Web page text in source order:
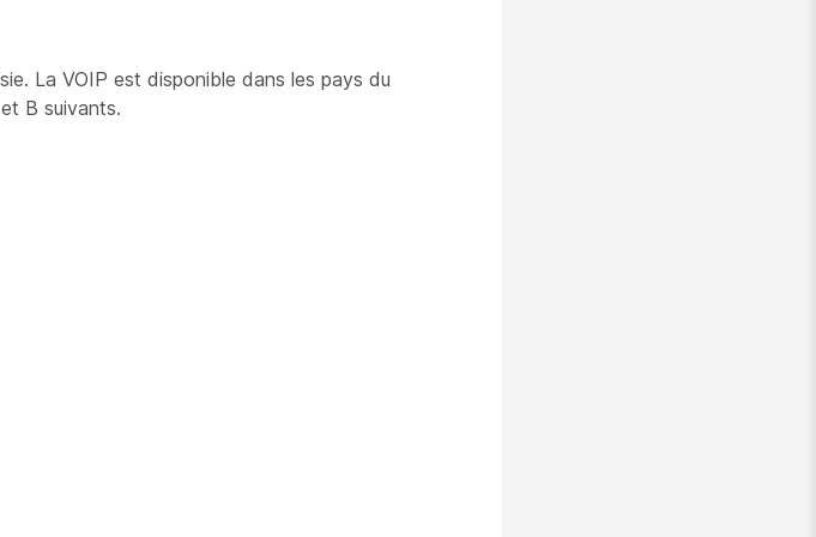
La VOIP est disponible dans les pays du
B suivants.